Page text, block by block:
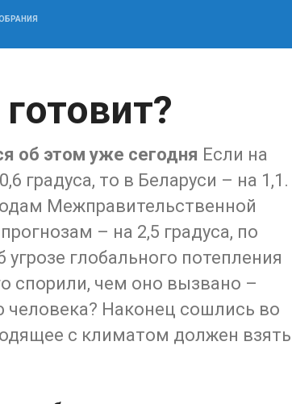
об этом уже сегодня Если на
градуса, то в Беларуси – на 1,1.
Межправительственной
– на 2,5 градуса, по
глобального потепления
спорили, чем оно вызвано –
Наконец сошлись во
с климатом должен взять